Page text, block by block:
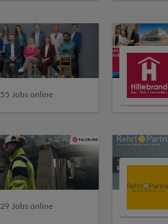
55 Jobs online
29 Jobs online